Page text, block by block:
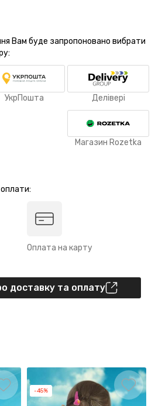
Вам буде запропоновано вибрати
УкрПошта Делівері
Магазин Rozetka
Оплата на карту
доставку та оплату
-45%